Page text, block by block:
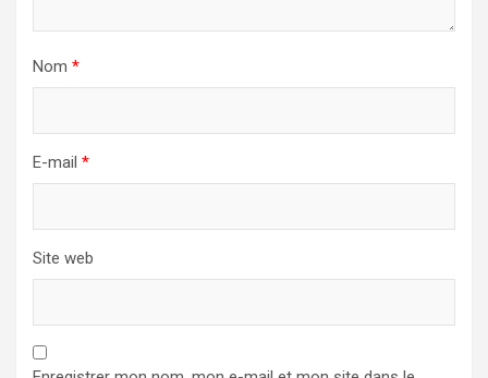
Nom *
E-mail *
Site web